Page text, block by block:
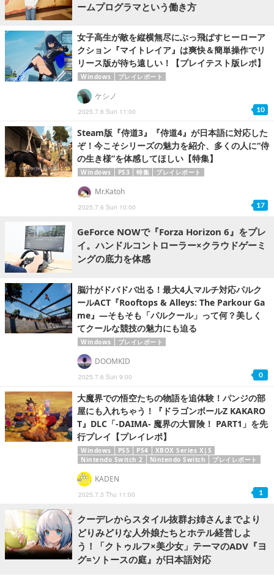
ームプログラマという働き方
女子高生が敵を縦横無尽にぶっ飛ばすヒーローア
クション『マイトレイア』は爽快＆簡単操作でリ
リース版が待ち遠しい！【プレイテスト版レポ】
Windows プレイレポート
2025.7.6 Sun 11:00
ケシノ
10
Steam版『侍道3』『侍道4』が日本語に対応した
ぞ！今こそシリーズの魅力を紹介、多くの人に“侍
の生き様”を体感してほしい【特集】
Windows PS3 特集 プレイレポート
2025.7.6 Sun 10:00
Mr.Katoh
17
GeForce NOWで『Forza Horizon 6』をプレ
イ。ハンドルコントローラー×クラウドゲーミ
ングの底力を体感
脳汁がドバドバ出る！最大4人マルチ対応パルク
ールACT『Rooftops & Alleys: The Parkour Ga
me』―そもそも「パルクール」って何？美しく
てクールな競技の魅力にも迫る
Windows プレイレポート
2025.7.6 Sun 9:00
DOOMKID
0
大魔界での悟空たちの物語を追体験！パンジの部
屋にも入れちゃう！『ドラゴンボールZ KAKARO
T』DLC「-DAIMA- 魔界の大冒険！ PART1」を先
行プレイ【プレイレポ】
Windows PS5 PS4
XBOX Series X|S
Nintendo Switch 2
Nintendo Switch プレイレポート
2025.7.3 Thu 11:00
KADEN
1
クーデレからスタイル抜群お姉さんまでより
どりみどりな人外娘たちとホテル経営しよ
う！「クトゥルフ×美少女」テーマのADV『ヨ
グ=ソトースの庭』が日本語対応